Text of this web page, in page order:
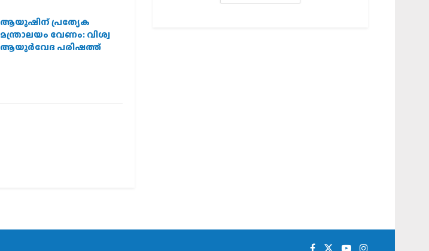
ആയുഷിന് പ്രത്യേക
മന്ത്രാലയം വേണം: വിശ്വ
ആയുര്‍വേദ പരിഷത്ത്